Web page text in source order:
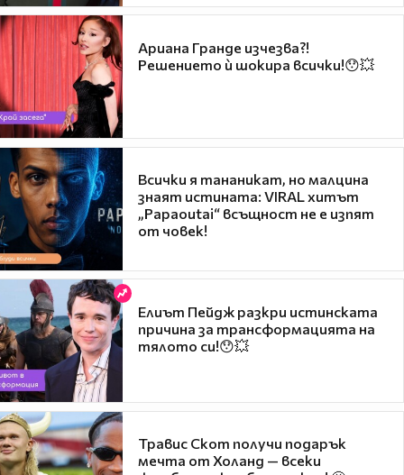
Ариана Гранде изчезва?!
Решението ѝ шокира всички!😯💥
Всички я тананикат, но малцина
знаят истината: VIRAL хитът
„Papaoutai“ всъщност не е изпят
от човек!
Елиът Пейдж разкри истинската
причина за трансформацията на
тялото си!😯💥
Травис Скот получи подарък
мечта от Холанд — всеки